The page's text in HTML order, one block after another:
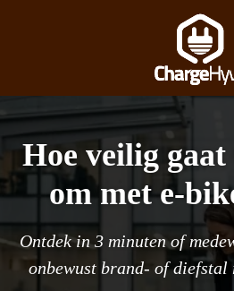
Hoe veilig
om met e-
Ontdek in 3 minuten of
onbewust brand- of diefstal